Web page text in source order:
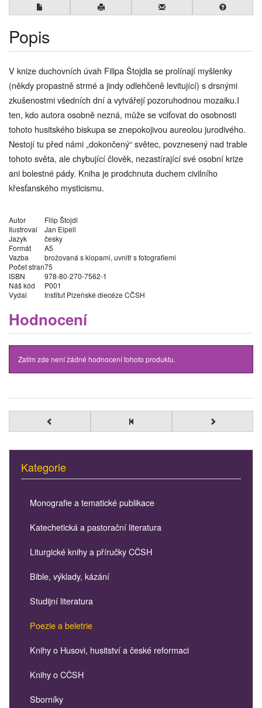
Popis
V knize duchovních úvah Filipa Štojdla se prolínají myšlenky
(někdy propastně strmé a jindy odlehčeně levitující) s drsnými
zkušenostmi všedních dní a vytvářejí pozoruhodnou mozaiku.I
ten, kdo autora osobně nezná, může se vciťovat do osobnosti
tohoto husitského biskupa se znepokojivou aureolou jurodivého.
Nestojí tu před námi „dokončený“ světec, povznesený nad trable
tohoto světa, ale chybující člověk, nezastírající své osobní krize
ani bolestné pády. Kniha je prodchnuta duchem civilního
křesťanského mysticismu.
Autor
Filip Štojdl
Ilustroval
Jan Eipell
Jazyk
česky
Formát
A5
Vazba
brožovaná s klopami, uvnitř s fotografiemi
Počet stran75
ISBN
978-80-270-7562-1
Náš kód
P001
Vydal
Institut Plzeňské diecéze CČSH
Hodnocení
Zatím zde není žádné hodnocení tohoto produktu.
Kategorie
Monografie a tematické publikace
Katechetická a pastorační literatura
Liturgické knihy a příručky CČSH
Bible, výklady, kázání
Studijní literatura
Poezie a beletrie
Knihy o Husovi, husitství a české reformaci
Knihy o CČSH
Sborníky